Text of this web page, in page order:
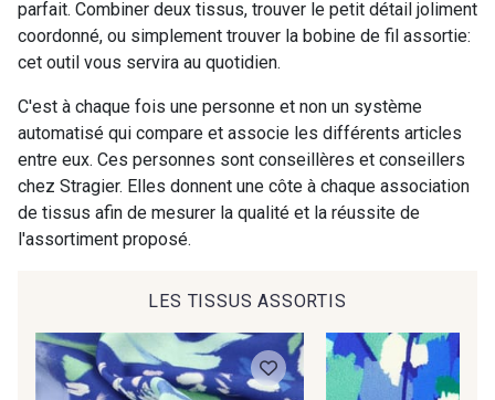
40 - Marine clair 41 - Fuchsia
42 - Cayenne 43 - Jaune Safran
44 - Bleu Jeans clair 45 - Menthe
32 - Corail 34 - Marine
parfait. Combiner deux tissus, trouver le petit détail joliment
coordonné, ou simplement trouver la bobine de fil assortie:
cet outil vous servira au quotidien.
C'est à chaque fois une personne et non un système
automatisé qui compare et associe les différents articles
entre eux. Ces personnes sont conseillères et conseillers
chez Stragier. Elles donnent une côte à chaque association
de tissus afin de mesurer la qualité et la réussite de
l'assortiment proposé.
LES TISSUS ASSORTIS
commande !
Pour vous, couture rime avec détente ?
Vous aimez les beaux tissus ?
Recevez chaque semaine un clin d’œil rempli de
nouveautés, d’inspirations et de promotions.
Je m'abonne à la newsletter